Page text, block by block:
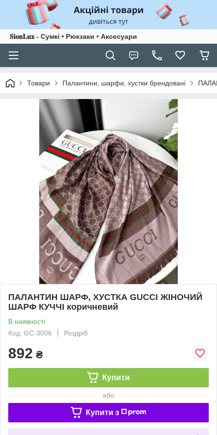
𝐒𝐢𝐨𝐧𝐋𝐮𝐱 - Сумкі • Рюкзаки • Аксесуари
Товари Палантини, шарфи, хустки брендовані
ПАЛАНТИН ШАРФ, ХУСТКА GUCCI ЖІНОЧИЙ
ШАРФ КУЧЧІ коричневий
В наявності
Код: GC-3006
Роздріб
892 ₴
Купити
або
Купити з